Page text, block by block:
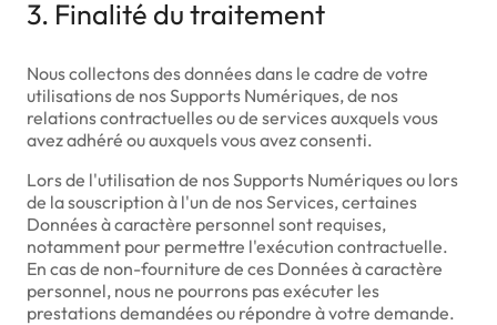
3. Finalité du traitement
Nous collectons des données dans le cadre de votre
utilisations de nos Supports Numériques, de nos
relations contractuelles ou de services auxquels vous
avez adhéré ou auxquels vous avez consenti.
Lors de l'utilisation de nos Supports Numériques ou lors
de la souscription à l'un de nos Services, certaines
Données à caractère personnel sont requises,
notamment pour permettre l'exécution contractuelle.
En cas de non-fourniture de ces Données à caractère
personnel, nous ne pourrons pas exécuter les
prestations demandées ou répondre à votre demande.